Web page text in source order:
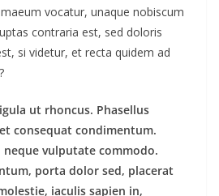
vocatur, unaque nobiscum
contraria est, sed doloris
si videtur, et recta quidem ad
ut rhoncus. Phasellus
consequat condimentum.
vulputate commodo.
porta dolor sed, placerat
iaculis sapien in,